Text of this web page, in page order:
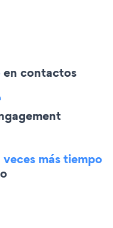
en contactos
más tiempo